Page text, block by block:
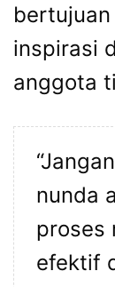
inspirasi
anggota
nunda
proses
efektif